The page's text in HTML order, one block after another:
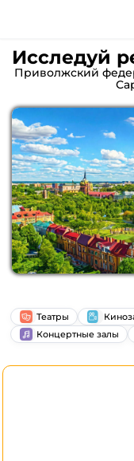
Исследуй
Приволжский
Театры
Концертные залы